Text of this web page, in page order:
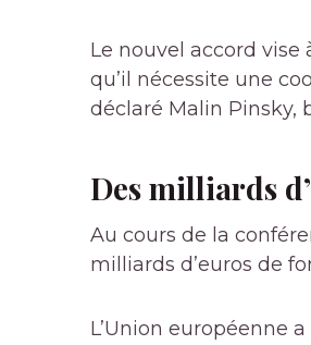
Le nouvel accord vise
qu’il nécessite une
déclaré Malin Pinsky,
Des milliards
Au cours de la
milliards d’euros de
L’Union européenne